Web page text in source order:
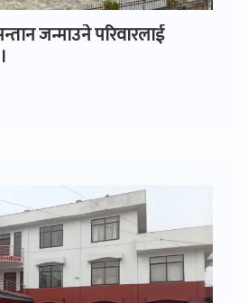
जन्माउने परिवारलाई